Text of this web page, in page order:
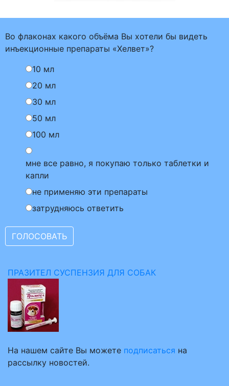
Во флаконах какого объёма Вы хотели бы видеть
инъекционные препараты «Хелвет»?
10 мл
20 мл
30 мл
50 мл
100 мл
мне все равно, я покупаю только таблетки и
капли
не применяю эти препараты
затрудняюсь ответить
ПРАЗИТЕЛ СУСПЕНЗИЯ ДЛЯ СОБАК
На нашем сайте Вы можете подписаться на
рассылку новостей.